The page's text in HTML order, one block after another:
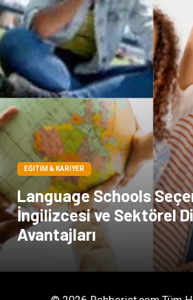
Moda İthalat
Bakım
EĞITIM & KARIYER
Language Schools
İngilizcesi ve Sektörel
Avantajları